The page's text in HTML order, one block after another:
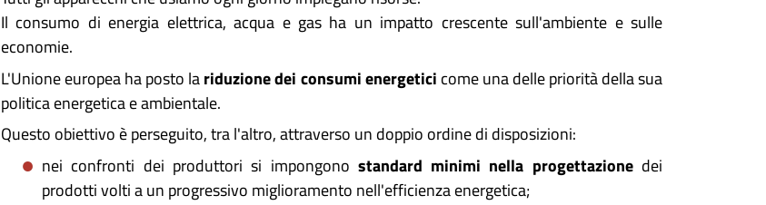
Il consumo di energia elettrica, acqua e gas ha un impatto crescente sull'ambiente e sulle
economie.
L'Unione europea ha posto lariduzione dei consumi energetici come una delle priorità della sua
politica energetica e ambientale.
Questo obiettivo è perseguito, tra l'altro, attraverso un doppio ordine di disposizioni:
nei confronti dei produttori si impongono standard minimi nella progettazionedei
prodotti volti a un progressivo miglioramento nell'efficienza energetica;